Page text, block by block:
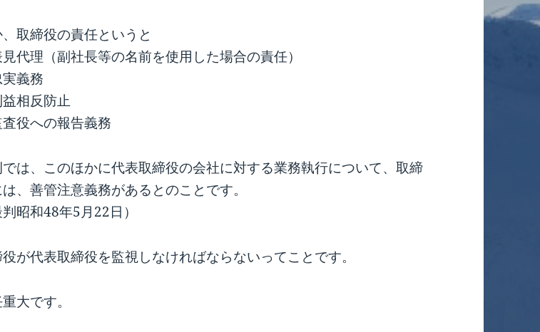
取締役の責任というと
見代理（副社長等の名前を使用した場合の責任）
実義務
益相反防止
査役への報告義務
は、このほかに代表取締役の会社に対する業務執行について、取締
、善管注意義務があるとのことです。
判昭和48年5月22日）
が代表取締役を監視しなければならないってことです。
大です。